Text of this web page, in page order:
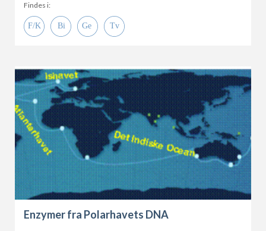
Findes i:
Enzymer fra Polarhavets DNA